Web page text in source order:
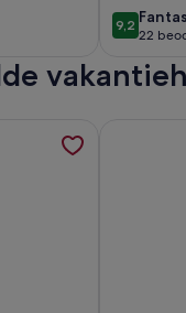
9,29,2 op 10
22
(22
duplex, Puerto
Meer